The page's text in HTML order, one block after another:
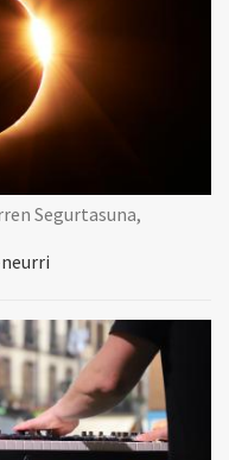
Segurtasuna,